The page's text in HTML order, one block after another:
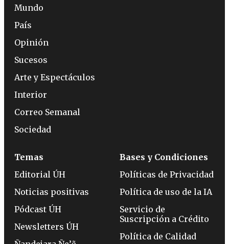
Mundo
País
Opinión
Sucesos
Arte y Espectáculos
Interior
Correo Semanal
Sociedad
Temas
Editorial ÚH
Noticias positivas
Pódcast ÚH
Newsletters ÚH
Bases y Condiciones
Políticas de Privacidad
Política de uso de la IA
Servicio de
Suscripción a Crédito
Política de Calidad